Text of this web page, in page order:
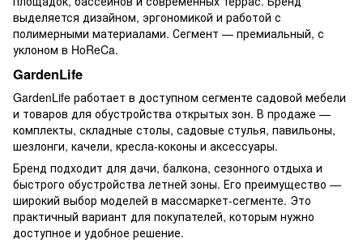
выделяется дизайном, эргономикой и работой с
полимерными материалами. Сегмент — премиальный, с
уклоном в HoReCa.
GardenLife
GardenLife работает в доступном сегменте садовой мебели
и товаров для обустройства открытых зон. В продаже —
комплекты, складные столы, садовые стулья, павильоны,
шезлонги, качели, кресла-коконы и аксессуары.
Бренд подходит для дачи, балкона, сезонного отдыха и
быстрого обустройства летней зоны. Его преимущество —
широкий выбор моделей в массмаркет-сегменте. Это
практичный вариант для покупателей, которым нужно
доступное и удобное решение.